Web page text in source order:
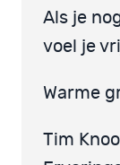
Als je
voel je
Warme
Tim